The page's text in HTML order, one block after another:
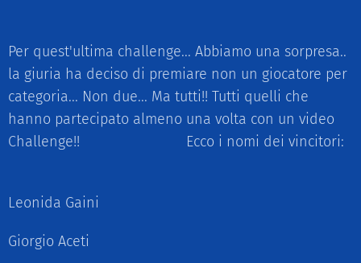
Per quest'ultima challenge... Abbiamo una sorpresa..
la giuria ha deciso di premiare non un giocatore per
categoria... Non due... Ma tutti!! Tutti quelli che
hanno partecipato almeno una volta con un video
Challenge!!🔥🥳🔥🥳🔥🥳Ecco i nomi dei vincitori:
Leonida Gaini
Giorgio Aceti